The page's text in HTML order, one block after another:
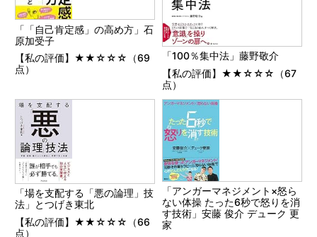
「「自己肯定感」の高め方」石
原加受子
【私の評価】★★☆☆☆（69
点）
「100％集中法」藤野敬介
【私の評価】★★☆☆☆（67
点）
「場を支配する「悪の論理」技
法」とつげき東北
【私の評価】★★☆☆☆（66
点）
「アンガーマネジメント×怒ら
ない体操 たった6秒で怒りを消
す技術」安藤 俊介 デューク 更
家